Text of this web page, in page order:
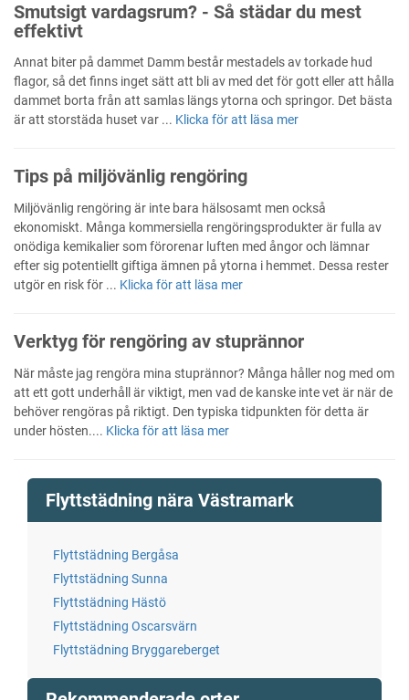
Smutsigt vardagsrum? - Så städar du mest
effektivt
Annat biter på dammet Damm består mestadels av torkade hud
flagor, så det finns inget sätt att bli av med det för gott eller att hålla
dammet borta från att samlas längs ytorna och springor. Det bästa
är att storstäda huset var ... Klicka för att läsa mer
Tips på miljövänlig rengöring
Miljövänlig rengöring är inte bara hälsosamt men också
ekonomiskt. Många kommersiella rengöringsprodukter är fulla av
onödiga kemikalier som förorenar luften med ångor och lämnar
efter sig potentiellt giftiga ämnen på ytorna i hemmet. Dessa rester
utgör en risk för ... Klicka för att läsa mer
Verktyg för rengöring av stuprännor
När måste jag rengöra mina stuprännor? Många håller nog med om
att ett gott underhåll är viktigt, men vad de kanske inte vet är när de
behöver rengöras på riktigt. Den typiska tidpunkten för detta är
under hösten.... Klicka för att läsa mer
Flyttstädning nära Västramark
Flyttstädning Bergåsa
Flyttstädning Sunna
Flyttstädning Hästö
Flyttstädning Oscarsvärn
Flyttstädning Bryggareberget